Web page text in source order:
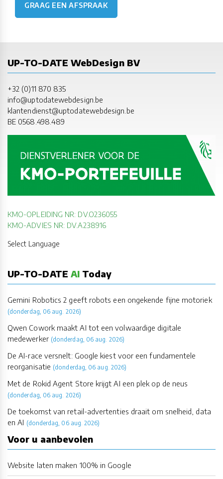
GRAAG EEN AFSPRAAK
UP-TO-DATE WebDesign BV
+32 (0)11 870 835
info@uptodatewebdesign.be
klantendienst@uptodatewebdesign.be
BE 0568.498.489
KMO-OPLEIDING NR: DV.O236055
KMO-ADVIES NR: DV.A238916
Select Language
UP-TO-DATE AI Today
Gemini Robotics 2 geeft robots een ongekende fijne motoriek
(donderdag, 06 aug. 2026)
Qwen Cowork maakt AI tot een volwaardige digitale
medewerker (donderdag, 06 aug. 2026)
De AI-race versnelt: Google kiest voor een fundamentele
reorganisatie (donderdag, 06 aug. 2026)
Met de Rokid Agent Store krijgt AI een plek op de neus
(donderdag, 06 aug. 2026)
De toekomst van retail-advertenties draait om snelheid, data
en AI (donderdag, 06 aug. 2026)
Voor u aanbevolen
Website laten maken 100% in Google